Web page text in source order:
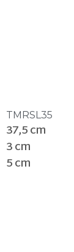
TMRSL35
37,5 cm
3 cm
5 cm